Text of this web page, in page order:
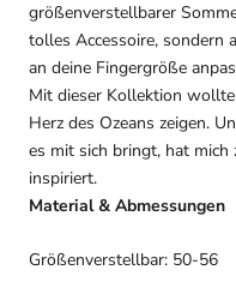
größenverstellbarer
tolles Accessoire, sondern
an deine Fingergröße
Mit dieser Kollektion wollte
Herz des Ozeans zeigen.
es mit sich bringt, hat mich
inspiriert.
Material & Abmessungen
Größenverstellbar: 50-56